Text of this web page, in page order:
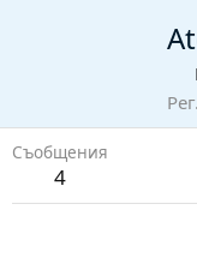
Рег.
Съобщения
4